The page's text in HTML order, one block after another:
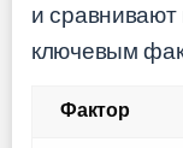
и
ключевым
Фактор